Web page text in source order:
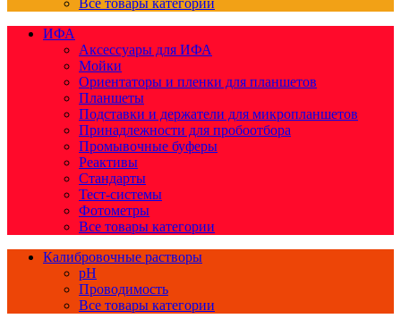
Все товары категории
ИФА
Аксессуары для ИФА
Мойки
Ориентаторы и пленки для планшетов
Планшеты
Подставки и держатели для микропланшетов
Принадлежности для пробоотбора
Промывочные буферы
Реактивы
Стандарты
Тест-системы
Фотометры
Все товары категории
Калибровочные растворы
pH
Проводимость
Все товары категории